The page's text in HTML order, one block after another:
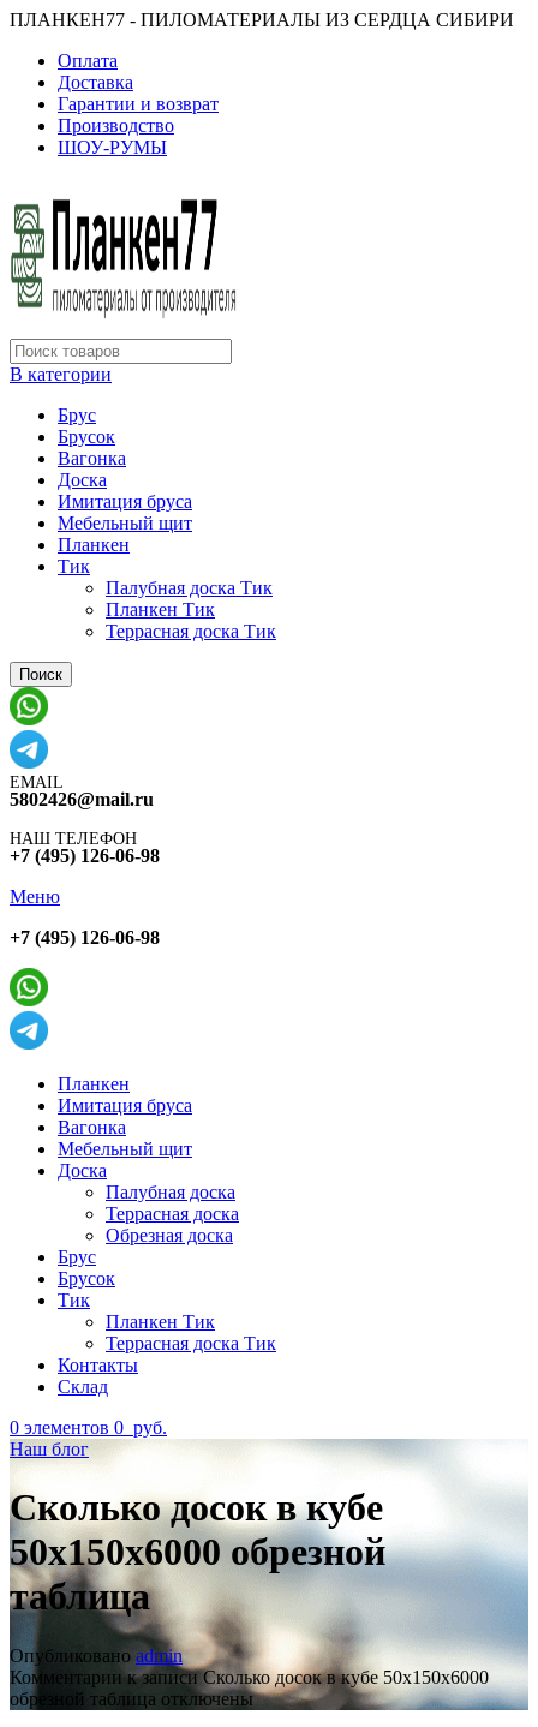
ПЛАНКЕН77 - ПИЛОМАТЕРИАЛЫ ИЗ СЕРДЦА СИБИРИ
Оплата
Доставка
Гарантии и возврат
Производство
ШОУ-РУМЫ
В категории
Брус
Брусок
Вагонка
Доска
Имитация бруса
Мебельный щит
Планкен
Тик
Палубная доска Тик
Планкен Тик
Террасная доска Тик
Поиск
EMAIL
5802426@mail.ru
НАШ ТЕЛЕФОН
+7 (495) 126-06-98
Меню
+7 (495) 126-06-98
Планкен
Имитация бруса
Вагонка
Мебельный щит
Доска
Палубная доска
Террасная доска
Обрезная доска
Брус
Брусок
Тик
Планкен Тик
Террасная доска Тик
Контакты
Склад
0 элементов 0 руб.
Наш блог
Сколько досок в кубе
50х150х6000 обрезной
таблица
Опубликовано admin
Комментариик записи Сколько досок в кубе 50х150х6000
обрезной таблица отключены